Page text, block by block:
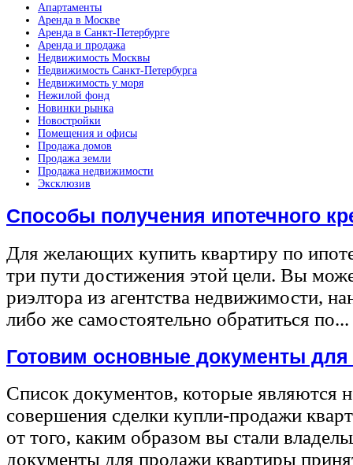
Апартаменты
Аренда в Москве
Аренда в Санкт-Петербурге
Аренда и продажа
Недвижимость Москвы
Недвижимость Санкт-Петербурга
Недвижимость у моря
Нежилой фонд
Новинки рынка
Новостройки
Помещения и офисы
Продажа домов
Продажа земли
Продажа недвижимости
Эксклюзив
Способы получения ипотечного
Для желающих купить квартиру по
три пути достижения этой цели. Вы
риэлтора из агентства недвижимости,
либо же самостоятельно обратиться по...
Готовим основные документы
Список документов, которые являются
совершения сделки купли-продажи
от того, каким образом вы стали
документы для продажи квартиры